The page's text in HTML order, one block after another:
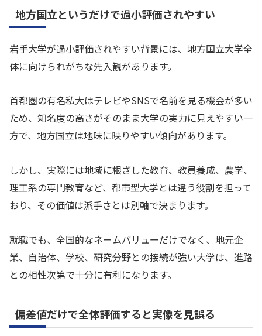
地方国立というだけで過小評価されやすい
岩手大学が過小評価されやすい背景には、地方国立大学全
体に向けられがちな先入観があります。
首都圏の有名私大はテレビやSNSで名前を見る機会が多い
ため、知名度の高さがそのまま大学の実力に見えやすい一
方で、地方国立は地味に映りやすい傾向があります。
しかし、実際には地域に根ざした教育、教員養成、農学、
理工系の専門教育など、都市型大学とは違う役割を担って
おり、その価値は派手さとは別軸で決まります。
就職でも、全国的なネームバリューだけでなく、地元企
業、自治体、学校、研究分野との接続が強い大学は、進路
との相性次第で十分に有利になります。
偏差値だけで全体評価すると実像を見誤る